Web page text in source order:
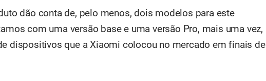
dão conta de, pelo menos, dois modelos para este
com uma versão base e uma versão Pro, mais uma vez,
dispositivos que a Xiaomi colocou no mercado em finais de